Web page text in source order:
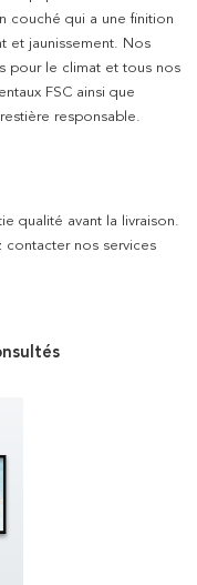
couché qui a une finition
et jaunissement. Nos
pour le climat et tous nos
FSC ainsi que
responsable.
qualité avant la livraison.
nos services